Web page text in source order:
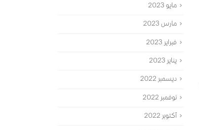
مايو 2023
مارس 2023
فبراير 2023
يناير 2023
ديسمبر 2022
نوفمبر 2022
أكتوبر 2022